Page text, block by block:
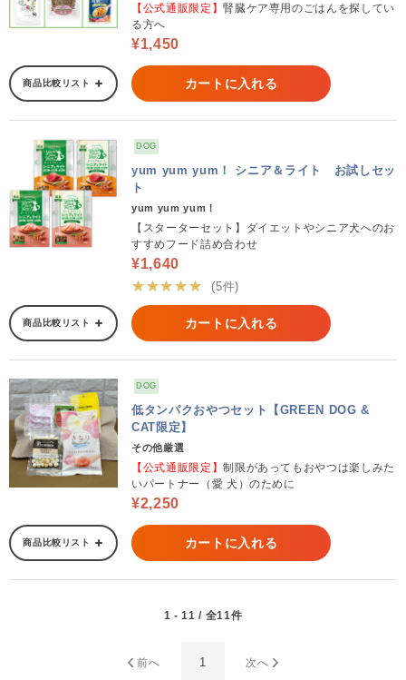
【公式通販限定】腎臓ケア専用のごはんを探してい
る方へ
¥1,450
商品比較リスト カートに入れる
DOG
yum yum yum！ シニア＆ライト お試しセッ
ト
yum yum yum！
【スターターセット】ダイエットやシニア犬へのお
すすめフード詰め合わせ
¥1,640
★★★★★
(5件)
商品比較リスト カートに入れる
DOG
低タンパクおやつセット【GREEN DOG &
CAT限定】
その他厳選
【公式通販限定】制限があってもおやつは楽しみた
いパートナー（愛 犬）のために
¥2,250
商品比較リスト カートに入れる
1 - 11 / 全11件
前へ 1 次へ